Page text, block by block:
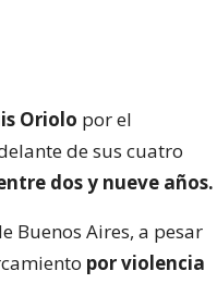
Oriolo por el
de sus cuatro
dos y nueve años.
Buenos Aires, a pesar
por violencia